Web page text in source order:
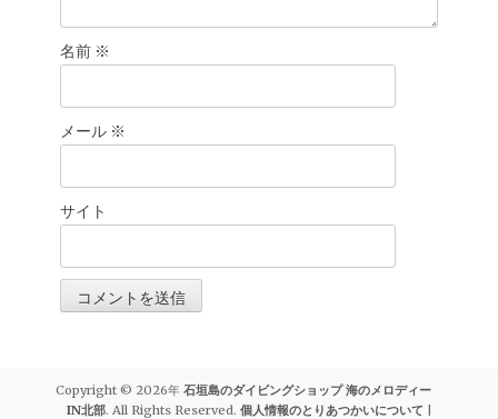
名前 ※
メール ※
サイト
Copyright © 2026年 石垣島のダイビングショップ 海のメロディー
IN北部. All Rights Reserved. 個人情報のとりあつかいについて